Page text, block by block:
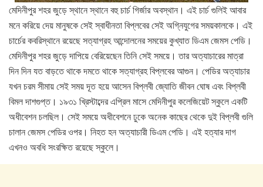
মেদিনীপুর শহর জুড়ে স্থানে স্থানে বহু চার্চ গির্জার অবস্থান। এই চার্চ গুলিই আবার
মনে করিয়ে দেয় মানুষকে সেই স্বাধীনতা বিপ্লবের সেই অগ্নিযুগের সময়কালকে। এই
চার্চের কবরিস্থানে রয়েছে সত্যাগ্রহ আন্দোলনের সময়ের কুখ্যাত ডিএম জেমস পেডি।
মেদিনীপুর শহর জুড়ে দাপিয়ে বেরিয়েছেন তিনি সেই সময়ে। তার অত্যাচারের মাত্রা
দিন দিন যত বাড়তে থাকে দমতে থাকে সত্যাগ্রহ বিপ্লবের আগুন। পেডির অত্যাচার
যখন চরম সীমায় সেই সময় দূত হয়ে আসেন বিপ্লবী জ্যোতি জীবন ঘোষ এবং বিপ্লবী
বিমল দাশগুপ্ত। ১৯৩১ খ্রিস্টাব্দের এপ্রিল মাসে মেদিনীপুর কলেজিয়েট স্কুলে একটি
অধীবেশন চলছিল। সেই সময়ে অধীবেশনে ঢুকে অনেক কাছের থেকে দুই বিপ্লবী গুলি
চালান জেমস পেডির ওপর। নিহত হন অত্যাচারী ডিএম পেডি। এই হত্যার দাগ
এখনও অবধি সংরক্ষিত রয়েছে স্কুলে।